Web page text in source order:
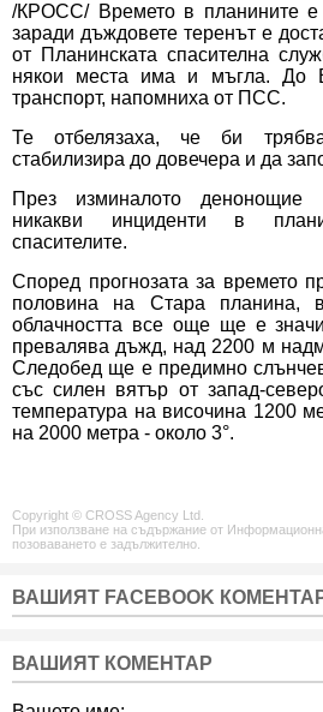
/КРОСС/ Времето в планините е
заради дъждовете теренът е
от Планинската спасителна
някои места има и мъгла. До
транспорт, напомниха от ПСС.
Те отбелязаха, че би
стабилизира до довечера и да
През изминалото денонощие
никакви инциденти в
спасителите.
Според прогнозата за времето
половина на Стара планина,
облачността все още ще е
превалява дъжд, над 2200 м
Следобед ще е предимно
със силен вятър от запад-
температура на височина 1200
на 2000 метра - около 3°.
Copyright © CROSS Agency Ltd.
При използване на съдържание от
позоваването е задължително.
ВАШИЯТ FACEBOOK
ВАШИЯТ КОМЕНТАР